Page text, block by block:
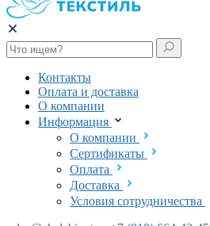
Контакты
Оплата и доставка
О компании
Информация
О компании
Сертификаты
Оплата
Доставка
Условия сотрудничества